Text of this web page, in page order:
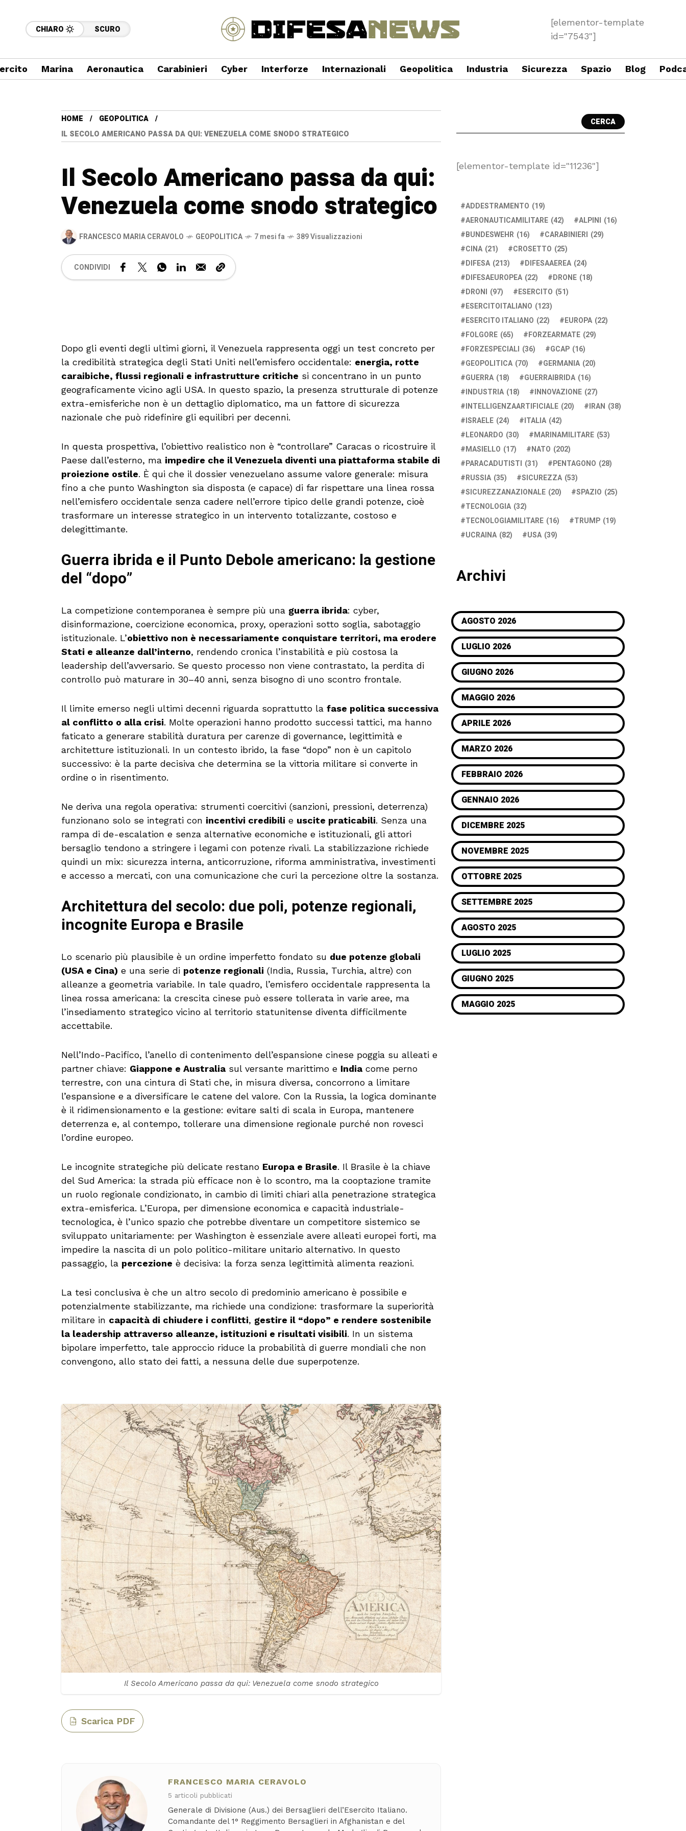
CHIARO SCURO
[elementor-template
id="7543"]
Marina Aeronautica Carabinieri Cyber Interforze Internazionali Geopolitica Industria Sicurezza Spazio Blog
HOME
GEOPOLITICA
IL SECOLO AMERICANO PASSA DA QUI: VENEZUELA COME SNODO STRATEGICO
Il Secolo Americano passa da qui:
Venezuela come snodo strategico
FRANCESCO MARIA CERAVOLO GEOPOLITICA 7 mesi fa 389 Visualizzazioni
CONDIVIDI
Dopo gli eventi degli ultimi giorni, il Venezuela rappresenta oggi un test concreto per
la credibilità strategica degli Stati Uniti nell’emisfero occidentale: energia, rotte
caraibiche, flussi regionali e infrastrutture critiche si concentrano in un punto
geograficamente vicino agli USA. In questo spazio, la presenza strutturale di potenze
extra-emisferiche non è un dettaglio diplomatico, ma un fattore di sicurezza
nazionale che può ridefinire gli equilibri per decenni.
In questa prospettiva, l’obiettivo realistico non è “controllare” Caracas o ricostruire il
Paese dall’esterno, ma impedire che il Venezuela diventi una piattaforma stabile di
proiezione ostile. È qui che il dossier venezuelano assume valore generale: misura
fino a che punto Washington sia disposta (e capace) di far rispettare una linea rossa
nell’emisfero occidentale senza cadere nell’errore tipico delle grandi potenze, cioè
trasformare un interesse strategico in un intervento totalizzante, costoso e
delegittimante.
Guerra ibrida e il Punto Debole americano: la gestione
del “dopo”
La competizione contemporanea è sempre più una guerra ibrida: cyber,
disinformazione, coercizione economica, proxy, operazioni sotto soglia, sabotaggio
istituzionale. L’obiettivo non è necessariamente conquistare territori, ma erodere
Stati e alleanze dall’interno, rendendo cronica l’instabilità e più costosa la
leadership dell’avversario. Se questo processo non viene contrastato, la perdita di
controllo può maturare in 30–40 anni, senza bisogno di uno scontro frontale.
Il limite emerso negli ultimi decenni riguarda soprattutto la fase politica successiva
al conflitto o alla crisi. Molte operazioni hanno prodotto successi tattici, ma hanno
faticato a generare stabilità duratura per carenze di governance, legittimità e
architetture istituzionali. In un contesto ibrido, la fase “dopo” non è un capitolo
successivo: è la parte decisiva che determina se la vittoria militare si converte in
ordine o in risentimento.
Ne deriva una regola operativa: strumenti coercitivi (sanzioni, pressioni, deterrenza)
funzionano solo se integrati con incentivi credibili e uscite praticabili. Senza una
rampa di de-escalation e senza alternative economiche e istituzionali, gli attori
bersaglio tendono a stringere i legami con potenze rivali. La stabilizzazione richiede
quindi un mix: sicurezza interna, anticorruzione, riforma amministrativa, investimenti
e accesso a mercati, con una comunicazione che curi la percezione oltre la sostanza.
Architettura del secolo: due poli, potenze regionali,
incognite Europa e Brasile
Lo scenario più plausibile è un ordine imperfetto fondato su due potenze globali
(USA e Cina) e una serie di potenze regionali (India, Russia, Turchia, altre) con
alleanze a geometria variabile. In tale quadro, l’emisfero occidentale rappresenta la
linea rossa americana: la crescita cinese può essere tollerata in varie aree, ma
l’insediamento strategico vicino al territorio statunitense diventa difficilmente
accettabile.
Nell’Indo-Pacifico, l’anello di contenimento dell’espansione cinese poggia su alleati e
partner chiave: Giappone e Australia sul versante marittimo e India come perno
terrestre, con una cintura di Stati che, in misura diversa, concorrono a limitare
l’espansione e a diversificare le catene del valore. Con la Russia, la logica dominante
è il ridimensionamento e la gestione: evitare salti di scala in Europa, mantenere
deterrenza e, al contempo, tollerare una dimensione regionale purché non rovesci
l’ordine europeo.
Le incognite strategiche più delicate restano Europa e Brasile. Il Brasile è la chiave
del Sud America: la strada più efficace non è lo scontro, ma la cooptazione tramite
un ruolo regionale condizionato, in cambio di limiti chiari alla penetrazione strategica
extra-emisferica. L’Europa, per dimensione economica e capacità industriale-
tecnologica, è l’unico spazio che potrebbe diventare un competitore sistemico se
sviluppato unitariamente: per Washington è essenziale avere alleati europei forti, ma
impedire la nascita di un polo politico-militare unitario alternativo. In questo
passaggio, la percezione è decisiva: la forza senza legittimità alimenta reazioni.
La tesi conclusiva è che un altro secolo di predominio americano è possibile e
potenzialmente stabilizzante, ma richiede una condizione: trasformare la superiorità
militare in capacità di chiudere i conflitti, gestire il “dopo” e rendere sostenibile
la leadership attraverso alleanze, istituzioni e risultati visibili. In un sistema
bipolare imperfetto, tale approccio riduce la probabilità di guerre mondiali che non
convengono, allo stato dei fatti, a nessuna delle due superpotenze.
Il Secolo Americano passa da qui: Venezuela come snodo strategico
PDF Scarica PDF
FRANCESCO MARIA CERAVOLO
5 articoli pubblicati
Generale di Divisione (Aus.) dei Bersaglieri dell’Esercito Italiano.
Comandante del 1° Reggimento Bersaglieri in Afghanistan e del
CERCA
[elementor-template id="11236"]
ADDESTRAMENTO (19)
AERONAUTICAMILITARE (42) ALPINI (16)
BUNDESWEHR (16) CARABINIERI (29)
CINA (21) CROSETTO (25)
DIFESA (213) DIFESAAEREA (24)
DIFESAEUROPEA (22) DRONE (18)
DRONI (97) ESERCITO (51)
ESERCITOITALIANO (123)
ESERCITO ITALIANO (22) EUROPA (22)
FOLGORE (65) FORZEARMATE (29)
FORZESPECIALI (36) GCAP (16)
GEOPOLITICA (70) GERMANIA (20)
GUERRA (18) GUERRAIBRIDA (16)
INDUSTRIA (18) INNOVAZIONE (27)
INTELLIGENZAARTIFICIALE (20) IRAN (38)
ISRAELE (24) ITALIA (42)
LEONARDO (30) MARINAMILITARE (53)
MASIELLO (17) NATO (202)
PARACADUTISTI (31) PENTAGONO (28)
RUSSIA (35) SICUREZZA (53)
SICUREZZANAZIONALE (20) SPAZIO (25)
TECNOLOGIA (32)
TECNOLOGIAMILITARE (16) TRUMP (19)
UCRAINA (82) USA (39)
Archivi
AGOSTO 2026
LUGLIO 2026
GIUGNO 2026
MAGGIO 2026
APRILE 2026
MARZO 2026
FEBBRAIO 2026
GENNAIO 2026
DICEMBRE 2025
NOVEMBRE 2025
OTTOBRE 2025
SETTEMBRE 2025
AGOSTO 2025
LUGLIO 2025
GIUGNO 2025
MAGGIO 2025